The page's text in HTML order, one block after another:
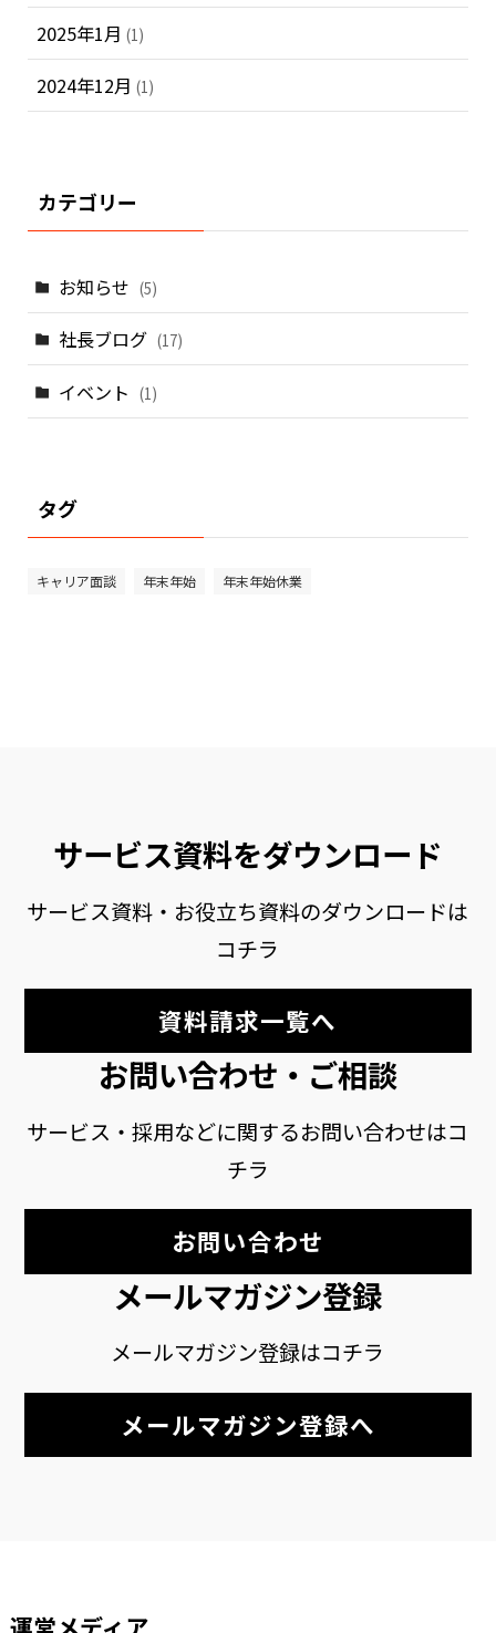
2025年1月 (1)
2024年12月 (1)
カテゴリー
お知らせ (5)
社長ブログ (17)
イベント (1)
タグ
キャリア面談 年末年始 年末年始休業
サービス資料をダウンロード
サービス資料・お役立ち資料のダウンロードは
コチラ
資料請求一覧へ
お問い合わせ・ご相談
サービス・採用などに関するお問い合わせはコ
チラ
お問い合わせ
メールマガジン登録
メールマガジン登録はコチラ
メールマガジン登録へ